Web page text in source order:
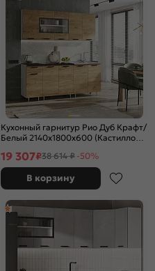
Кухонный гарнитур Рио Дуб Крафт/
Белый 2140x1800x600 (Кастилло
19 307₽38 614 ₽ -50%
В корзину